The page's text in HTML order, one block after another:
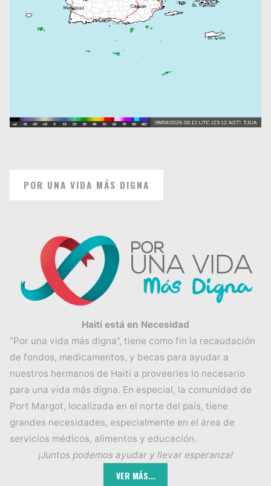
POR UNA VIDA MÁS DIGNA
Haití está en Necesidad
“Por una vida más digna”, tiene como fin la recaudación
de fondos, medicamentos, y becas para ayudar a
nuestros hermanos de Haití a proveerles lo necesario
para una vida más digna. En especial, la comunidad de
Port Margot, localizada en el norte del país, tiene
grandes necesidades, especialmente en el área de
servicios médicos, alimentos y educación.
¡Juntos podemos ayudar y llevar esperanza!